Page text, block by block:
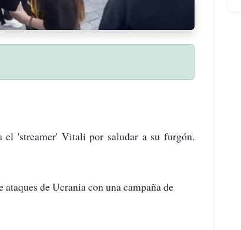
'streamer' Vitali por saludar a su furgón.
de Ucrania con una campaña de